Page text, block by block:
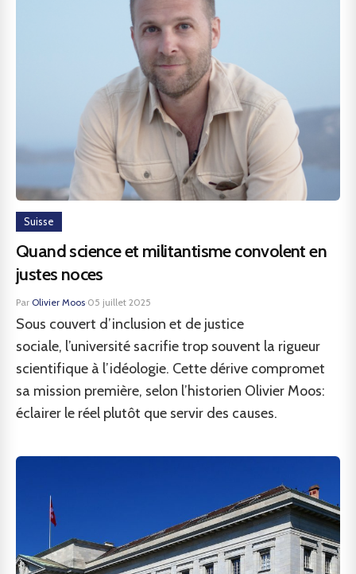
Suisse
Quand science et militantisme convolent en
justes noces
Par Olivier Moos·05 juillet 2025
Sous couvert d’inclusion et de justice
sociale, l’université sacrifie trop souvent la rigueur
scientifique à l’idéologie. Cette dérive compromet
sa mission première, selon l’historien Olivier Moos:
éclairer le réel plutôt que servir des causes.